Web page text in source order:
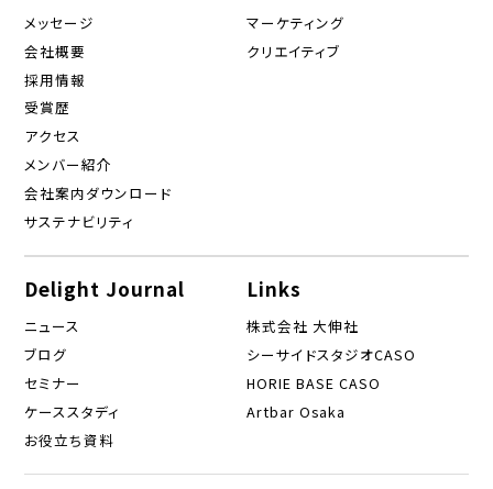
メッセージ
会社概要
採用情報
受賞歴
アクセス
メンバー紹介
会社案内ダウンロード
サステナビリティ
マーケティング
クリエイティブ
Delight Journal
ニュース
ブログ
セミナー
ケーススタディ
お役立ち資料
Links
株式会社 大伸社
シーサイドスタジオCASO
HORIE BASE CASO
Artbar Osaka